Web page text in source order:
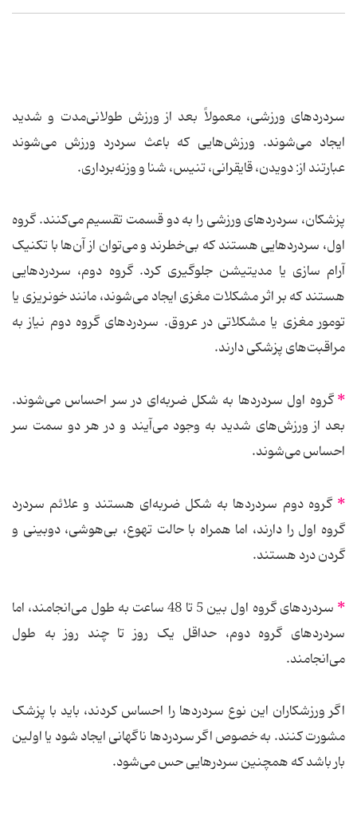
سردردهای ورزشی، معمولاً بعد از ورزش طولانی‌مدت و شدید
ایجاد می‌شوند. ورزش‌هایی که باعث سردرد ورزش می‌شوند
عبارتند از: دویدن، قایقرانی، تنیس، شنا و وزنه‌برداری.
پزشکان، سردردهای ورزشی را به دو قسمت تقسیم می‌کنند. گروه
اول، سردردهایی هستند که بی‌خطرند و می‌توان از آن‌ها با تکنیک
آرام سازی یا مدیتیشن جلوگیری کرد. گروه دوم، سردردهایی
هستند که بر اثر مشکلات مغزی ایجاد می‌شوند، مانند خونریزی یا
تومور مغزی یا مشکلاتی در عروق. سردردهای گروه دوم نیاز به
مراقبت‌های پزشکی دارند.
*گروه اول سردردها به شکل ضربه‌ای در سر احساس می‌شوند.
بعد از ورزش‌های شدید به وجود می‌آیند و در هر دو سمت سر
احساس می‌شوند.
* گروه دوم سردردها به شکل ضربه‌ای هستند و علائم سردرد
گروه اول را دارند، اما همراه با حالت تهوع، بی‌هوشی، دوبینی و
گردن درد هستند.
*
سردردهای گروه اول بین 5 تا 48 ساعت به طول می‌انجامند، اما
سردردهای گروه دوم، حداقل یک روز تا چند روز به طول
می‌انجامند.
اگر ورزشکاران این نوع سردردها را احساس کردند، باید با پزشک
مشورت کنند. به خصوص اگر سردردها ناگهانی ایجاد شود یا اولین
بار باشد که همچنین سردرهایی حس می‌شود.